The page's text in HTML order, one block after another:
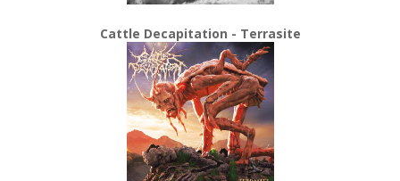
Cattle Decapitation - Terrasite